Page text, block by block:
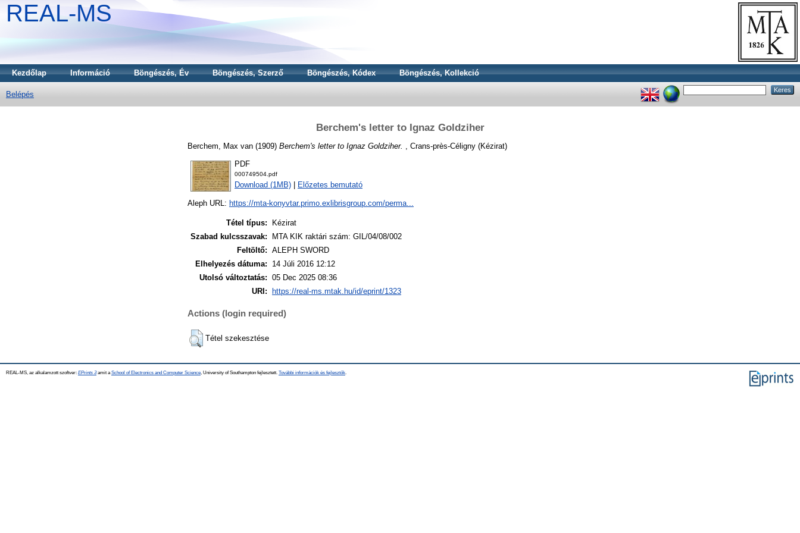
REAL-MS
Kezdőlap Információ Böngészés, Év Böngészés, Szerző Böngészés, Kódex Böngészés, Kollekció
Belépés
Berchem's letter to Ignaz Goldziher
Berchem, Max van (1909) Berchem's letter to Ignaz Goldziher. , Crans-près-Céligny (Kézirat)
PDF
000749504.pdf
Download (1MB) Előzetes bemutató
Aleph URL: https://mta-konyvtar.primo.exlibrisgroup.com/perma...
Tétel típus:
Kézirat
Szabad kulcsszavak:
MTA KIK raktári szám: GIL/04/08/002
Feltöltő: ALEPH SWORD
Elhelyezés dátuma:
14 Júli 2016 12:12
Utolsó változtatás: 05 Dec 2025 08:36
URI:
https://real-ms.mtak.hu/id/eprint/1323
Actions (login required)
Tétel szekesztése
REAL-MS, az alkalamzott szoftver: EPrints 3amit a School of Electronics and Computer Science , University of Southampton fejlesztett. További információk és fejlesztők